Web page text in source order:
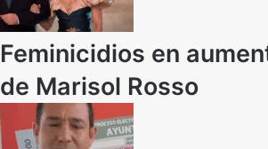
Feminicidios en
de Marisol Rosso